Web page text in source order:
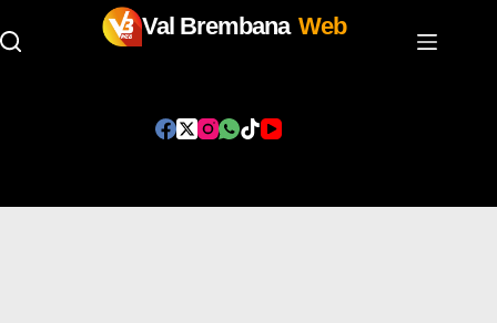
Val Brembana Web